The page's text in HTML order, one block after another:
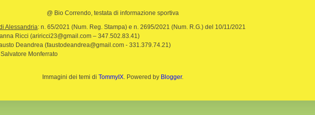
@ Bio Correndo, testata di informazione sportiva
Alessandria: n. 65/2021 (Num. Reg. Stampa) e n. 2695/2021 (Num. R.G.) del 10/11/2021
Ricci (ariricci23@gmail.com – 347.502.83.41)
Deandrea (faustodeandrea@gmail.com - 331.379.74.21)
Monferrato
Immagini dei temi di TommyIX. Powered by Blogger.